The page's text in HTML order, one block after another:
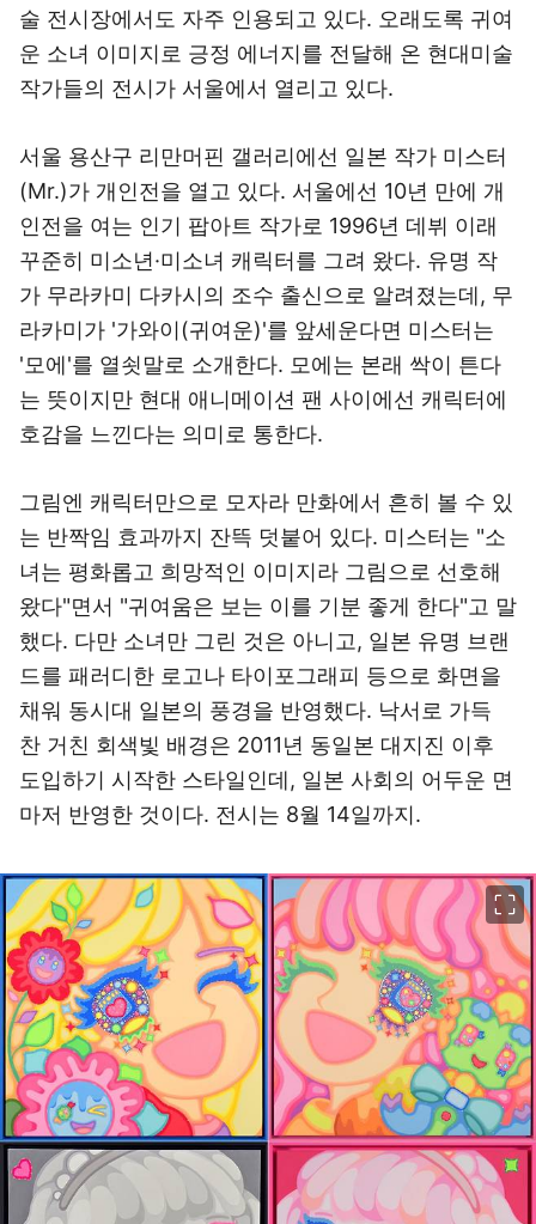
술 전시장에서도 자주 인용되고 있다. 오래도록 귀여
운 소녀 이미지로 긍정 에너지를 전달해 온 현대미술
작가들의 전시가 서울에서 열리고 있다.
서울 용산구 리만머핀 갤러리에선 일본 작가 미스터
(Mr.)가 개인전을 열고 있다. 서울에선 10년 만에 개
인전을 여는 인기 팝아트 작가로 1996년 데뷔 이래
꾸준히 미소년·미소녀 캐릭터를 그려 왔다. 유명 작
가 무라카미 다카시의 조수 출신으로 알려졌는데, 무
라카미가 '가와이(귀여운)'를 앞세운다면 미스터는
'모에'를 열쇳말로 소개한다. 모에는 본래 싹이 튼다
는 뜻이지만 현대 애니메이션 팬 사이에선 캐릭터에
호감을 느낀다는 의미로 통한다.
그림엔 캐릭터만으로 모자라 만화에서 흔히 볼 수 있
는 반짝임 효과까지 잔뜩 덧붙어 있다. 미스터는 "소
녀는 평화롭고 희망적인 이미지라 그림으로 선호해
왔다"면서 "귀여움은 보는 이를 기분 좋게 한다"고 말
했다. 다만 소녀만 그린 것은 아니고, 일본 유명 브랜
드를 패러디한 로고나 타이포그래피 등으로 화면을
채워 동시대 일본의 풍경을 반영했다. 낙서로 가득
찬 거친 회색빛 배경은 2011년 동일본 대지진 이후
도입하기 시작한 스타일인데, 일본 사회의 어두운 면
마저 반영한 것이다. 전시는 8월 14일까지.